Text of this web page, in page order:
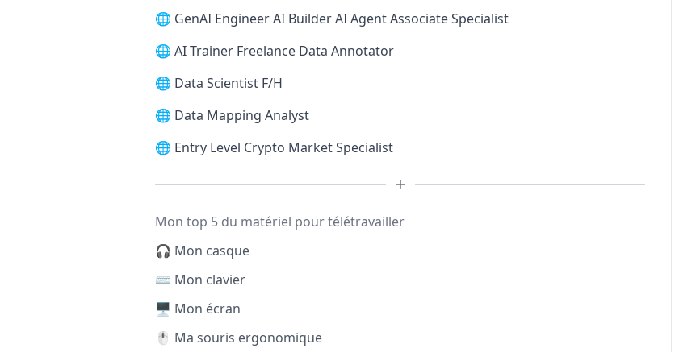
🌐 GenAI Engineer AI Builder AI Agent Associate Specialist
🌐 AI Trainer Freelance Data Annotator
🌐 Data Scientist F/H
🌐 Data Mapping Analyst
🌐 Entry Level Crypto Market Specialist
Mon top 5 du matériel pour télétravailler
🎧 Mon casque
⌨️ Mon clavier
🖥️ Mon écran
🖱️ Ma souris ergonomique